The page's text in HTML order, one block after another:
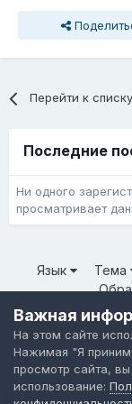
Перейти к
Последние
Ни одного
просматривает
Язык Тема
Важная
На этом сайте
Нажимая "Я
просмотр сайта,
использование: